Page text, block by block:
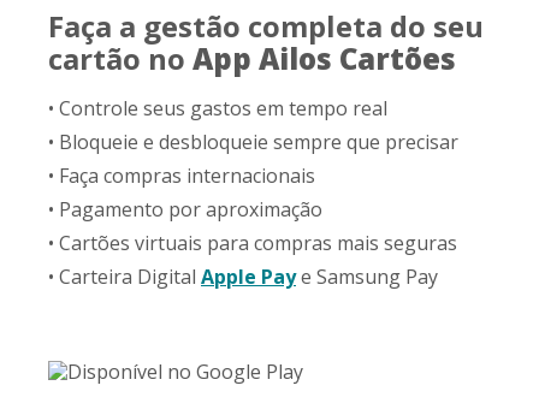
Faça a gestão completa do seu
cartão no App Ailos Cartões
• Controle seus gastos em tempo real
• Bloqueie e desbloqueie sempre que precisar
• Faça compras internacionais
• Pagamento por aproximação
• Cartões virtuais para compras mais seguras
• Carteira Digital Apple Paye Samsung Pay